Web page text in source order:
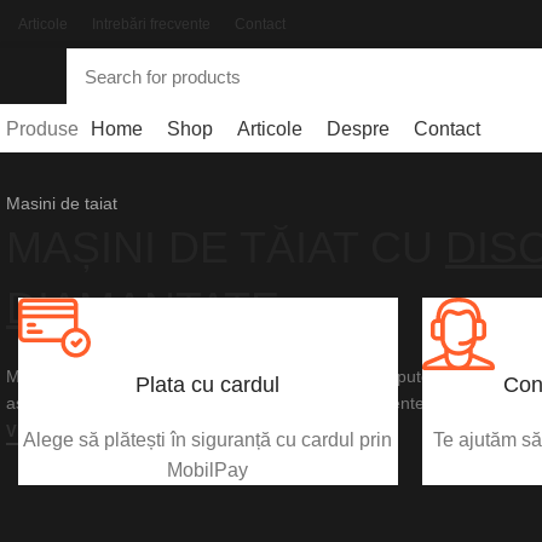
Articole Intrebări frecvente Contact
Produse Home Shop Articole Despre Contact
Masini de taiat
DIAMANTATE
Mașina de tăiat de mare putere pe acumulator are puterea și
așteptați de la mașinile de tăiat pe benzină echivalente.
VEZI PRODUSUL
Plata cu cardul
Alege să plătești în siguranță cu cardul prin
MobilPay
Te ajutăm